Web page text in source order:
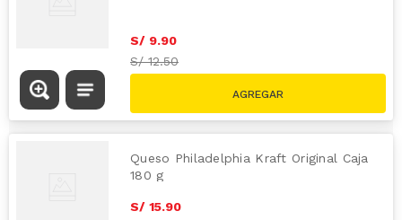
S/ 9.90
S/12.50
Queso Philadelphia Kraft Original Caja
180 g
S/ 15.90